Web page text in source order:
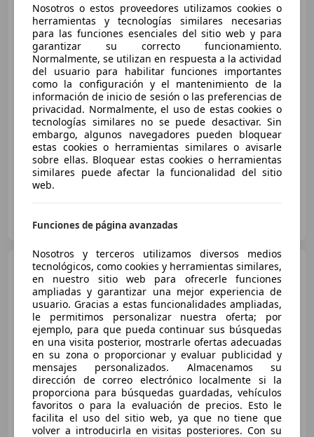
BMW 116 116d
€ 21.999
Sin comparación
05/2020 76.500 km Diésel
85 kW (116 CV)
Sensor de lluvia, Cierre centralizado, Volante multifunción
ES-23700 LINARES
BMW 118118i
€ 18.250
Sin comparación
01/2020 137.000 km Gasolina
103 kW (140 CV)
ABS, Sensor de lluvia, Cierre centralizado, ESP, Volante multifunción
Nosotros o estos proveedores utilizamos cookies o
herramientas y tecnologías similares necesarias
para las funciones esenciales del sitio web y para
garantizar su correcto funcionamiento.
Normalmente, se utilizan en respuesta a la actividad
del usuario para habilitar funciones importantes
como la configuración y el mantenimiento de la
información de inicio de sesión o las preferencias de
privacidad. Normalmente, el uso de estas cookies o
tecnologías similares no se puede desactivar. Sin
embargo, algunos navegadores pueden bloquear
estas cookies o herramientas similares o avisarle
sobre ellas. Bloquear estas cookies o herramientas
similares puede afectar la funcionalidad del sitio
web.
Funciones de página avanzadas
Nosotros y terceros utilizamos diversos medios
tecnológicos, como cookies y herramientas similares,
en nuestro sitio web para ofrecerle funciones
ampliadas y garantizar una mejor experiencia de
usuario. Gracias a estas funcionalidades ampliadas,
le permitimos personalizar nuestra oferta; por
ejemplo, para que pueda continuar sus búsquedas
en una visita posterior, mostrarle ofertas adecuadas
en su zona o proporcionar y evaluar publicidad y
mensajes personalizados. Almacenamos su
dirección de correo electrónico localmente si la
proporciona para búsquedas guardadas, vehículos
favoritos o para la evaluación de precios. Esto le
facilita el uso del sitio web, ya que no tiene que
volver a introducirla en visitas posteriores. Con su